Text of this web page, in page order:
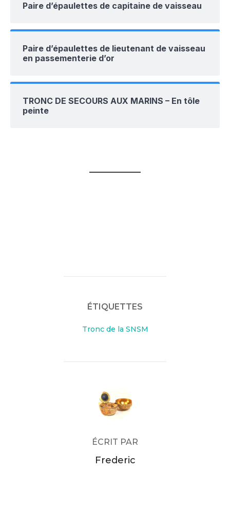
Paire d’épaulettes de capitaine de vaisseau
Paire d’épaulettes de lieutenant de vaisseau
en passementerie d’or
TRONC DE SECOURS AUX MARINS – En tôle
peinte
ÉTIQUETTES
Tronc de la SNSM
AUTEUR DE LA PUBLICATION
ÉCRIT PAR
Frederic